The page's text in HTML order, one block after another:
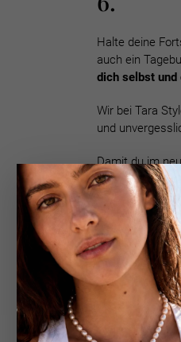
Halte deine
auch ein
dich selbst und
Wir bei Tara
und
Damit du im
haben wir
findest du
dir helfen wird,
Finde